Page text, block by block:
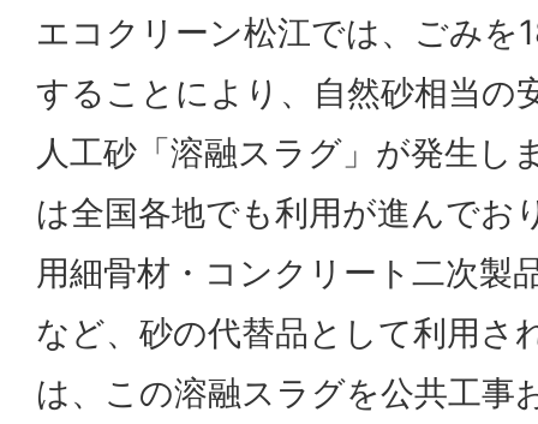
エコクリーン松江では、ごみ
することにより、自然砂相当の
人工砂「溶融スラグ」が発生し
は全国各地でも利用が進んでお
用細骨材・コンクリート二次製
など、砂の代替品として利用さ
は、この溶融スラグを公共工事